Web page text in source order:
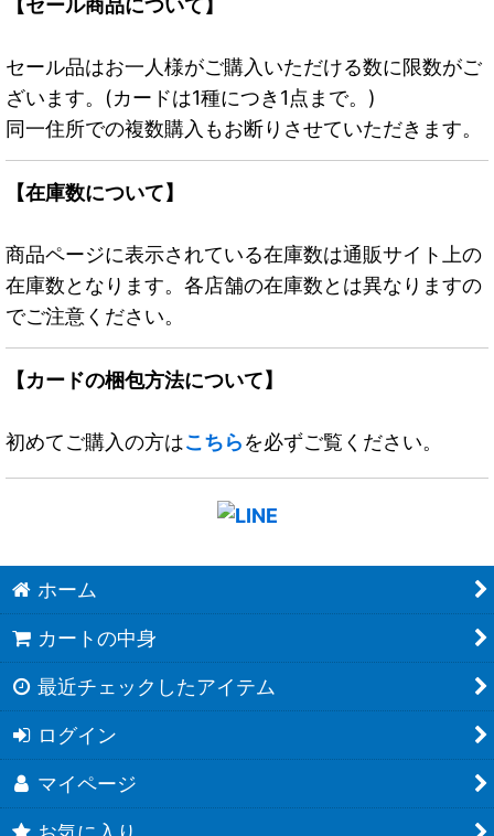
【セール商品について】
セール品はお一人様がご購入いただける数に限数がご
ざいます。(カードは1種につき1点まで。)
同一住所での複数購入もお断りさせていただきます。
【在庫数について】
商品ページに表示されている在庫数は通販サイト上の
在庫数となります。各店舗の在庫数とは異なりますの
でご注意ください。
【カードの梱包方法について】
初めてご購入の方はこちらを必ずご覧ください。
ホーム
カートの中身
最近チェックしたアイテム
ログイン
マイページ